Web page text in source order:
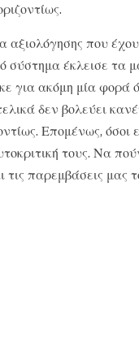
αξιολόγησης που
σύστημα έκλεισε τα
για ακόμη μία φορά
δεν βολεύει
Επομένως, όσοι
τους. Να
τις παρεμβάσεις μας